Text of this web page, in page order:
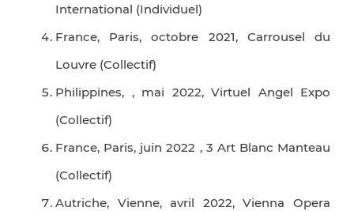
International (Individuel)
France, Paris, octobre 2021, Carrousel du
Louvre (Collectif)
Philippines, , mai 2022, Virtuel Angel Expo
(Collectif)
France, Paris, juin 2022 , 3 Art Blanc Manteau
(Collectif)
Autriche, Vienne, avril 2022, Vienna Opera